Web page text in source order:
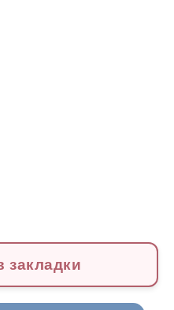
закладки